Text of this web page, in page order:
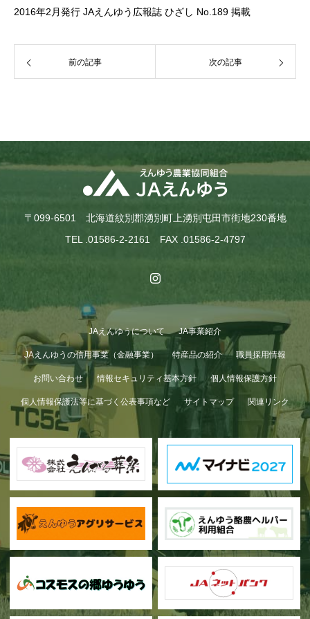
2016年2月発行 JAえんゆう広報誌 ひざし No.189 掲載
前の記事 次の記事
〒099-6501 北海道紋別郡湧別町上湧別屯田市街地230番地
TEL .01586-2-2161 FAX .01586-2-4797
JAえんゆうについて JA事業紹介
JAえんゆうの信用事業（金融事業） 特産品の紹介 職員採用情報
お問い合わせ 情報セキュリティ基本方針 個人情報保護方針
個人情報保護法等に基づく公表事項など サイトマップ 関連リンク